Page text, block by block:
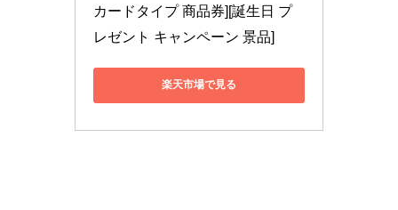
カードタイプ 商品券][誕生日 プ
レゼント キャンペーン 景品]
楽天市場で見る